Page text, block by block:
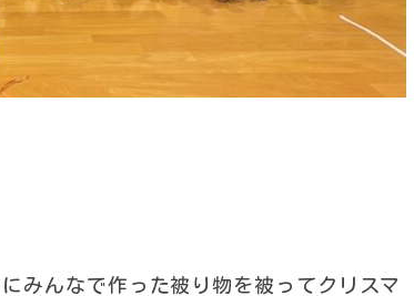
みんなで作った被り物を被ってクリスマ